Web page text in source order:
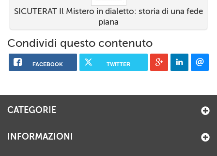
SICUTERAT Il Mistero in dialetto: storia di una fede
piana
Condividi questo contenuto
FACEBOOK TWITTER
CATEGORIE
INFORMAZIONI